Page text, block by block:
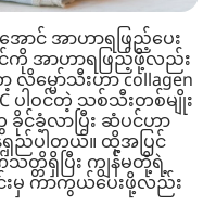
ာင် အာဟာရဖြည့်ပေး
င်ကို အာဟာရဖြည့်ဖို့လည်း
မ္မော်သီးဟာ collagen
ပါဝင်တဲ့ သစ်သီးတစ်မျိုး
င်ခံ့လာပြီး ဆံပင်ဟာ
န်ရှည်ပါတယ်။ ထို့အပြင်
သတ္တိရှိပြီး ကျွန်မတို့ရဲ့
မှ ကာကွယ်ပေးဖို့လည်း